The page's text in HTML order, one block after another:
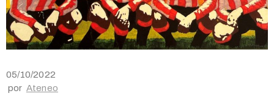
05/10/2022
por Ateneo